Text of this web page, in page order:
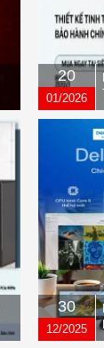
20
01/2026
30
12/2025